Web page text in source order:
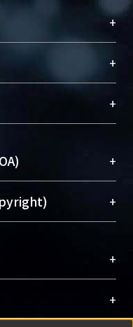
+
永久珍藏及向國際
能量，圖書館整合
）不同功能平
。期能整合研
researcher
integrates the
with “Academic
+
+
+
訊取用性的社會運
研究著作公開供使
展、提升研究影響
OA）
+
有，或由第三方贊
所有者及第三方同
is your
+
+